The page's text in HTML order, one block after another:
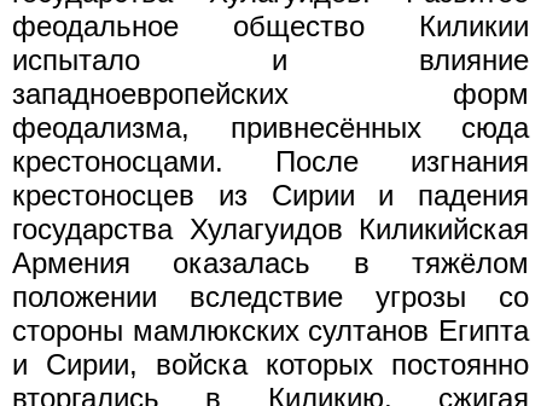
феодальное общество Киликии
испытало и влияние
западноевропейских форм
феодализма, привнесённых сюда
крестоносцами. После изгнания
крестоносцев из Сирии и падения
государства Хулагуидов Киликийская
Армения оказалась в тяжёлом
положении вследствие угрозы со
стороны мамлюкских султанов Египта
и Сирии, войска которых постоянно
вторгались в Киликию, сжигая